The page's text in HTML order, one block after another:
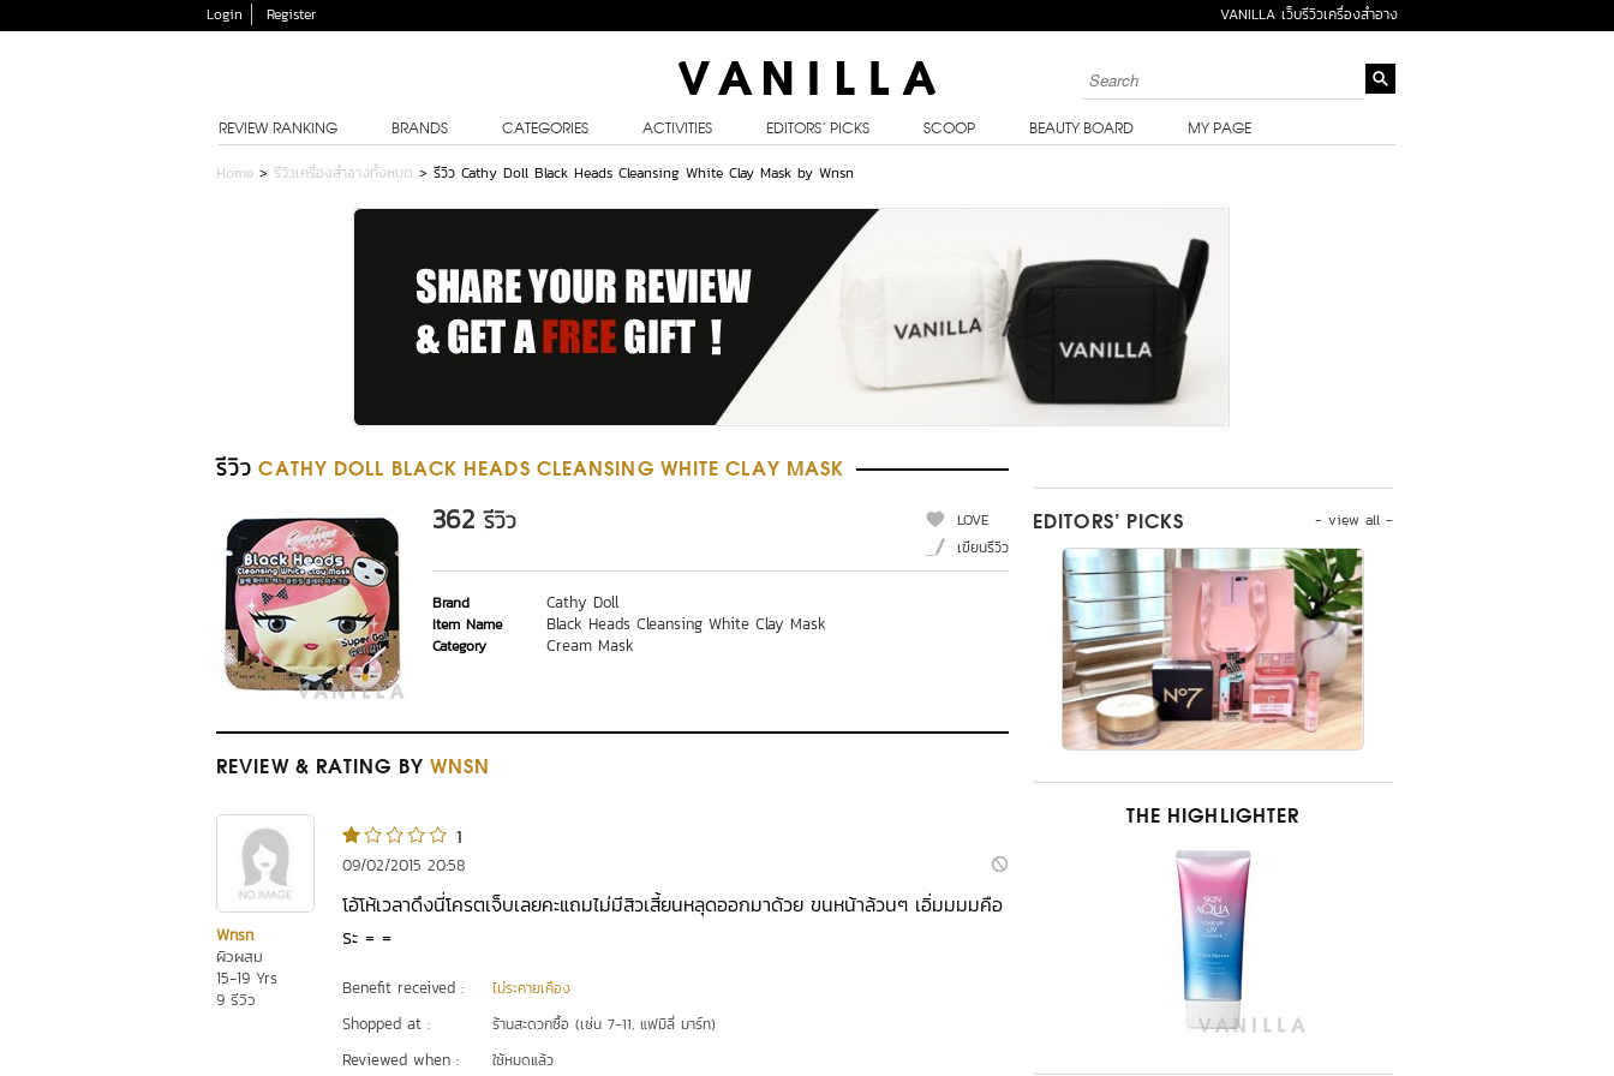
Login Register VANILLA เว็บรีวิวเครื่องสำอาง
REVIEW RANKING BRANDS CATEGORIES ACTIVITIES EDITORS’ PICKS SCOOP BEAUTY BOARD MY PAGE
Home > รีวิวเครื่องสำอางทั้งหมด > รีวิว Cathy Doll Black Heads Cleansing White Clay Mask by Wnsn
รีวิว CATHY DOLL BLACK HEADS CLEANSING WHITE CLAY MASK
362 รีวิว
LOVE
เขียนรีวิว
Brand Cathy Doll
Item Name Black Heads Cleansing White Clay Mask
Category Cream Mask
REVIEW & RATING BY WNSN
Wnsn
ผิวผสม
15-19 Yrs
9 รีวิว
1
09/02/2015 20:58
โอ้โห้เวลาดึงนี่โครตเจ็บเลยคะแถมไม่มีสิวเสี้ยนหลุดออกมาด้วย ขนหน้าล้วนๆ เอิ่มมมมคือ
ระ = =
Benefit received : ไม่ระคายเคือง
Shopped at : ร้านสะดวกซื้อ (เช่น 7-11, แฟมิลี่ มาร์ท)
Reviewed when : ใช้หมดแล้ว
- view all -
EDITORS’ PICKS
THE HIGHLIGHTER